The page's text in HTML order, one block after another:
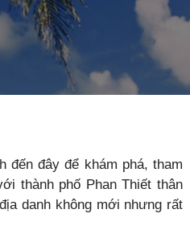
đến đây để khám phá, tham
thành phố Phan Thiết thân
danh không mới nhưng rất